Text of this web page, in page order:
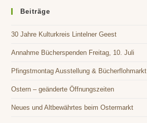
Beiträge
30 Jahre Kulturkreis Lintelner Geest
Annahme Bücherspenden Freitag, 10. Juli
Pfingstmontag Ausstellung & Bücherflohmarkt
Ostern – geänderte Öffnungszeiten
Neues und Altbewährtes beim Ostermarkt